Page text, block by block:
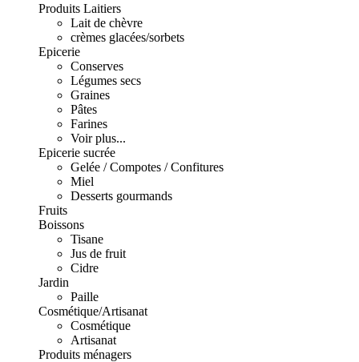
Produits Laitiers
Lait de chèvre
crèmes glacées/sorbets
Epicerie
Conserves
Légumes secs
Graines
Pâtes
Farines
Voir plus...
Epicerie sucrée
Gelée / Compotes / Confitures
Miel
Desserts gourmands
Fruits
Boissons
Tisane
Jus de fruit
Cidre
Jardin
Paille
Cosmétique/Artisanat
Cosmétique
Artisanat
Produits ménagers